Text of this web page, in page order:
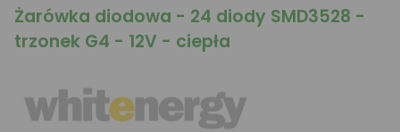
Żarówka diodowa - 24 diody SMD3528 -
trzonek G4 - 12V - ciepła